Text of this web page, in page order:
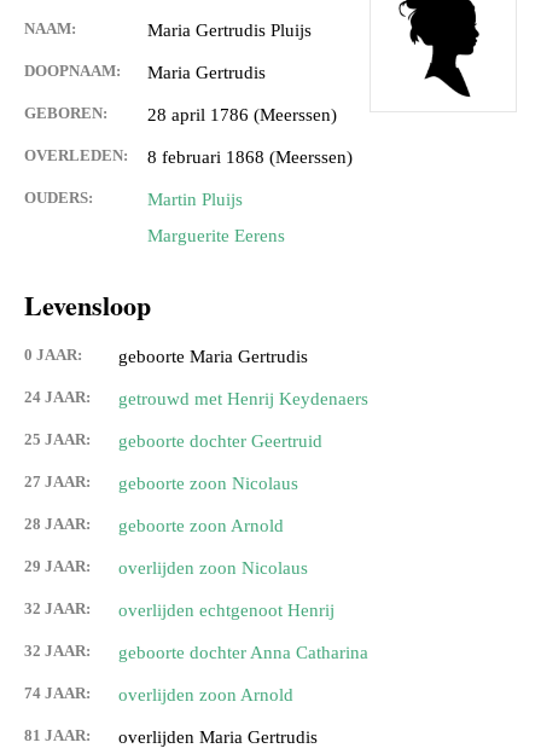
NAAM: Maria Gertrudis Pluijs
DOOPNAAM: Maria Gertrudis
GEBOREN: 28 april 1786 (Meerssen)
OVERLEDEN: 8 februari 1868 (Meerssen)
OUDERS:
Martin Pluijs
Marguerite Eerens
Levensloop
0 JAAR: geboorte Maria Gertrudis
24 JAAR: getrouwd met Henrij Keydenaers
25 JAAR: geboorte dochter Geertruid
27 JAAR: geboorte zoon Nicolaus
28 JAAR: geboorte zoon Arnold
29 JAAR: overlijden zoon Nicolaus
32 JAAR: overlijden echtgenoot Henrij
32 JAAR: geboorte dochter Anna Catharina
74 JAAR: overlijden zoon Arnold
81 JAAR: overlijden Maria Gertrudis